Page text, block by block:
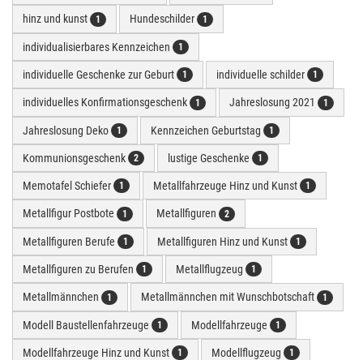
hinz und kunst 1 Hundeschilder 1
individualisierbares Kennzeichen 1
individuelle Geschenke zur Geburt 1 individuelle schilder 1
individuelles Konfirmationsgeschenk 1 Jahreslosung 2021 1
Jahreslosung Deko 1 Kennzeichen Geburtstag 1
Kommunionsgeschenk 2 lustige Geschenke 1
Memotafel Schiefer 1 Metallfahrzeuge Hinz und Kunst 1
Metallfigur Postbote 1 Metallfiguren 2
Metallfiguren Berufe 1 Metallfiguren Hinz und Kunst 1
Metallfiguren zu Berufen 1 Metallflugzeug 1
Metallmännchen 1 Metallmännchen mit Wunschbotschaft 1
Modell Baustellenfahrzeuge 1 Modellfahrzeuge 1
Modellfahrzeuge Hinz und Kunst 1 Modellflugzeug 1